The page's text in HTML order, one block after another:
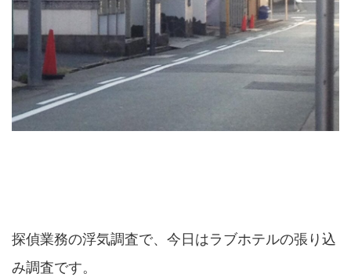
探偵業務の浮気調査で、今日はラブホテルの張り込
み調査です。